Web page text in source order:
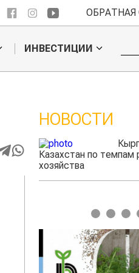
ОБРАТНАЯ
ИНВЕСТИЦИИ
НОВОСТИ
фермеры заработали
экспорте чечевицы
1 2 3